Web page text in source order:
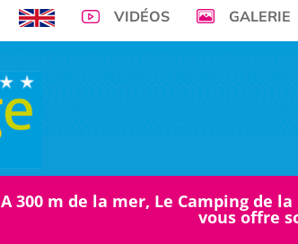
VIDÉOS GALERIE
A 300 m de la mer, Le Camping de
vous offre